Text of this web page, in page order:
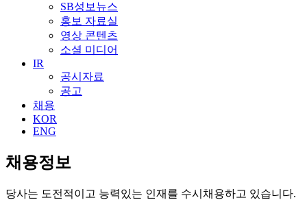
SB성보뉴스
홍보 자료실
영상 콘텐츠
소셜 미디어
IR
공시자료
공고
채용
KOR
ENG
채용정보
당사는 도전적이고 능력있는 인재를 수시채용하고 있습니다.